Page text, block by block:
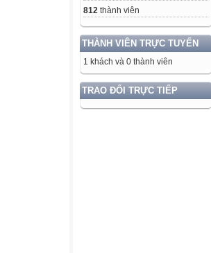
812 thành viên
THÀNH VIÊN TRỰC TUYẾN
1 khách và 0 thành viên
TRAO ĐỔI TRỰC TIẾP